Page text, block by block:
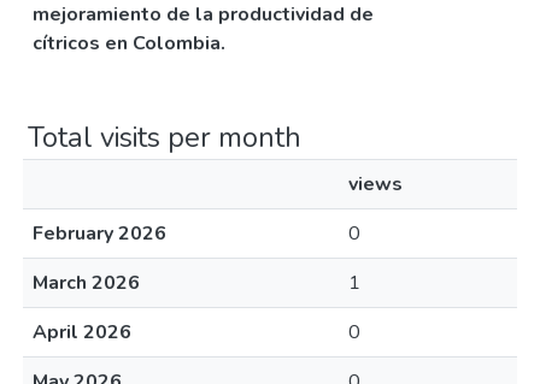
mejoramiento de la productividad de
cítricos en Colombia.
Total visits per month
views
February 2026
0
March 2026
1
April 2026
0